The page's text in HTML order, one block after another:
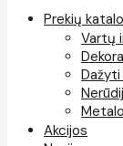
Prekių
Vartų
Akcijos